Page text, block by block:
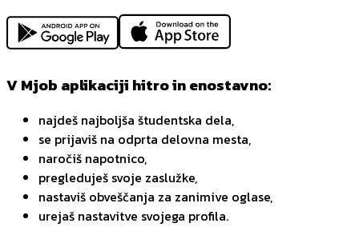
V Mjob aplikaciji hitro in enostavno:
najdeš najboljša študentska dela,
se prijaviš na odprta delovna mesta,
naročiš napotnico,
pregleduješ svoje zaslužke,
nastaviš obveščanja za zanimive oglase,
urejaš nastavitve svojega profila.